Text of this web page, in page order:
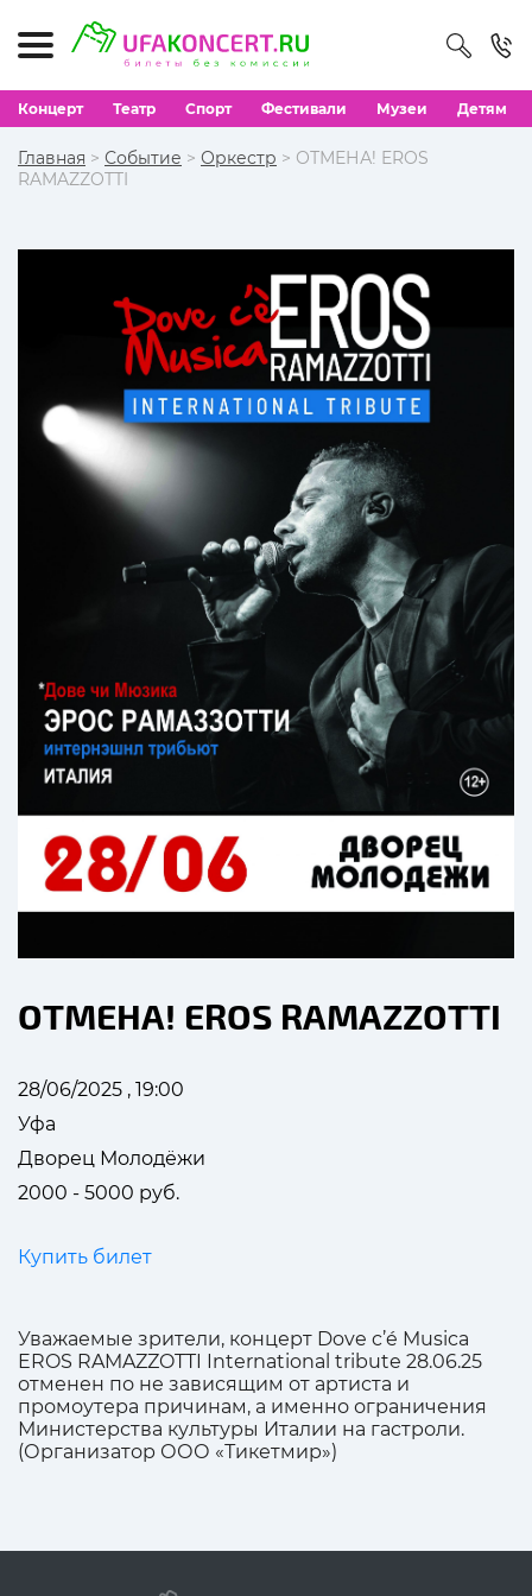
Концерт Театр Спорт Фестивали Музеи Детям
Главная > Событие > Оркестр > ОТМЕНА! EROS
RAMAZZOTTI
ОТМЕНА! EROS RAMAZZOTTI
28/06/2025 , 19:00
Уфа
Дворец Молодёжи
2000 - 5000 руб.
Купить билет
Уважаемые зрители, концерт Dove c’é Musica
EROS RAMAZZOTTI International tribute 28.06.25
отменен по не зависящим от артиста и
промоутера причинам, а именно ограничения
Министерства культуры Италии на гастроли.
(Организатор ООО «Тикетмир»)